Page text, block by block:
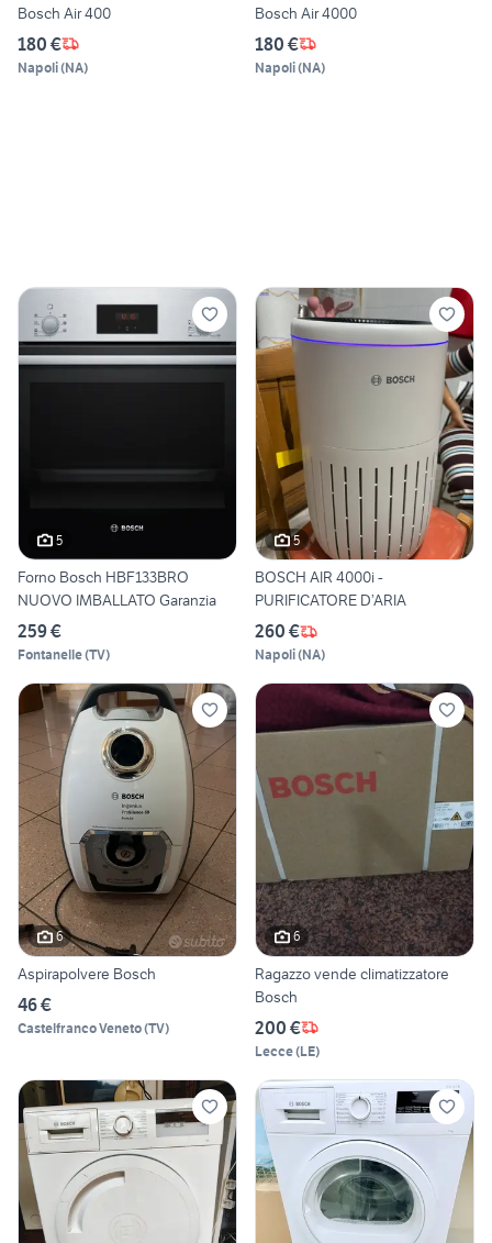
Bosch Air 400
180 €
Napoli(NA)
Bosch Air 4000
180 €
Napoli(NA)
5
Forno Bosch HBF133BRO
NUOVO IMBALLATO Garanzia
259 €
Fontanelle(TV)
5
BOSCH AIR 4000i -
PURIFICATORE D’ARIA
260 €
Napoli(NA)
6
Aspirapolvere Bosch
46 €
Castelfranco Veneto(TV)
6
Ragazzo vende climatizzatore
Bosch
200 €
Lecce(LE)